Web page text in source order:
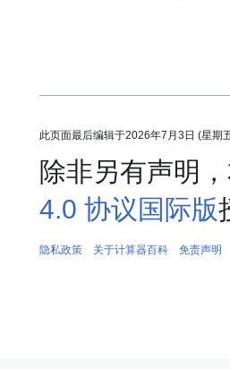
此页面最后编辑于2026年7月3日 (星期
除非另有声明
4.0 协议国际版
隐私政策 关于计算器百科 免责声明